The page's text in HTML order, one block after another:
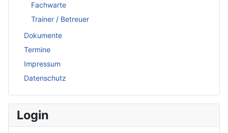
Fachwarte
Trainer / Betreuer
Dokumente
Termine
Impressum
Datenschutz
Login